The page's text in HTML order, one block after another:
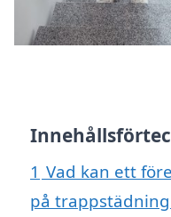
1 Vad kan ett
på